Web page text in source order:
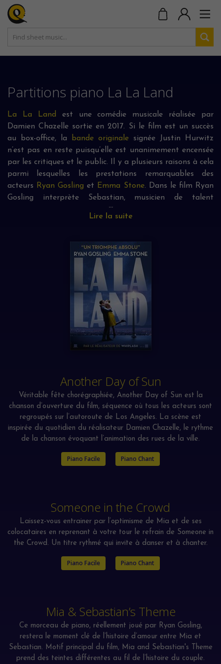
Partitions piano La La Land
La La Land
est une comédie musicale réalisée par
Damien Chazelle sortie en 2017. Si le film est un succès
au box-office, la
bande originale signée Justin Hurwitz
n’est pas en reste puisqu’elle est unanimement encensée
par les critiques et le public. Il y a plusieurs raisons à cela
parmi lesquelles les prestations remarquables des
acteurs
Ryan Gosling et Emma Stone. Dans le film Ryan
Gosling interprète Sebastian, musicien de talent
souhaitant ouvrir son club de jazz. A noter que c’est bien
succès. Son interprétation lors du titre
tellement remarquable que la chanson a pu être
enregistrée en live ! La réalité et la fiction se mêlent donc
et créent une alchimie qui s’illustre notamment sur les
City of Starset du déjà mythique
partitions piano officiellesdu film La la land,
par le compositeur, sont maintenant disponibles.
Replongez dans la magie de ce film récompensé aux
...
Lire la suite
Another Day of Sun
Véritable fête chorégraphiée, Another Day of Sun est la
chanson d’ouverture du film, séquence où tous les acteurs sont
regroupés sur l’autoroute de Los Angeles. La scène est
inspirée du quotidien du réalisateur Damien Chazelle, le rythme
de la chanson évoquant l’animation des rues de la ville.
Piano Facile Piano Chant
Someone in the Crowd
Laissez-vous entrainer par l’optimisme de Mia et de ses
colocataires en reprenant à votre tour le refrain de Someone in
the Crowd. Un titre rythmé qui invite à danser et à chanter.
Piano Facile Piano Chant
Mia & Sebastian’s Theme
Ce morceau de piano, réellement joué par Ryan Gosling,
restera le moment clé de l’histoire d’amour entre Mia et
Sebastian. Motif principal du film, Mia and Sebastian's Theme
prend des teintes différentes au fil de l’histoire du couple.